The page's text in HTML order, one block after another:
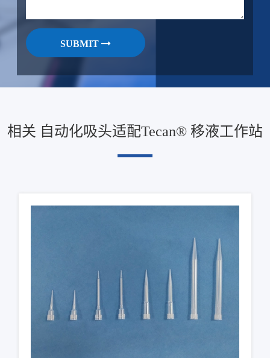
SUBMIT
相关 自动化吸头适配Tecan® 移液工作站